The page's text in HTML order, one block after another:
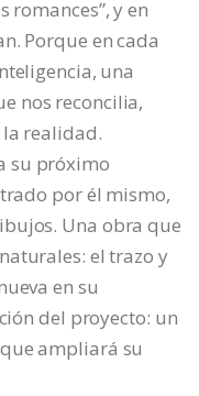
romances”, y en
Porque en cada
una
nos reconcilia,
realidad.
su próximo
por él mismo,
Una obra que
el trazo y
en su
del proyecto: un
ampliará su